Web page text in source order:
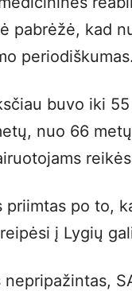
pabrėžė, kad
periodiškumas.
buvo iki
nuo 66
priimtas po to,
į Lygių
nepripažintas,